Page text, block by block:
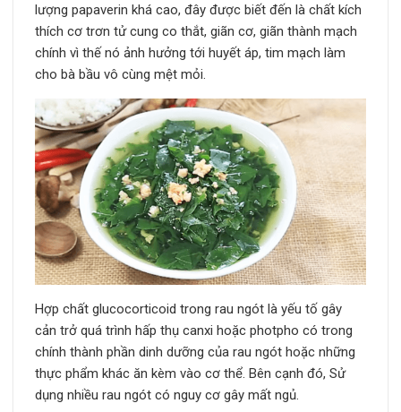
lượng papaverin khá cao, đây được biết đến là chất kích
thích cơ trơn tử cung co thắt, giãn cơ, giãn thành mạch
chính vì thế nó ảnh hưởng tới huyết áp, tim mạch làm
cho bà bầu vô cùng mệt mỏi.
Hợp chất glucocorticoid trong rau ngót là yếu tố gây
cản trở quá trình hấp thụ canxi hoặc photpho có trong
chính thành phần dinh dưỡng của rau ngót hoặc những
thực phẩm khác ăn kèm vào cơ thể. Bên cạnh đó, Sử
dụng nhiều rau ngót có nguy cơ gây mất ngủ.